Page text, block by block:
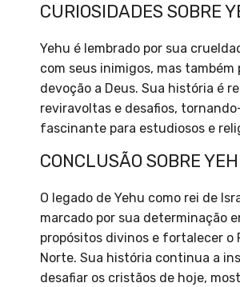
CURIOSIDADES SOBRE
Yehu é lembrado por sua
com seus inimigos, mas também
devoção a Deus. Sua história é
reviravoltas e desafios,
fascinante para estudiosos e
CONCLUSÃO SOBRE
O legado de Yehu como rei de
marcado por sua determinação
propósitos divinos e fortalecer o
Norte. Sua história continua a
desafiar os cristãos de hoje,